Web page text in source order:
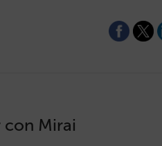
con Mirai